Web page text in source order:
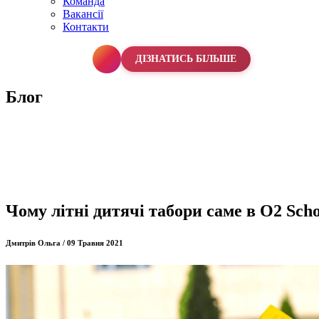
Вакансії
Контакти
ДІЗНАТИСЬ БІЛЬШЕ
Блог
Чому літні дитячі табори саме в O2
Дмитрів Ольга / 09 Травня 2021